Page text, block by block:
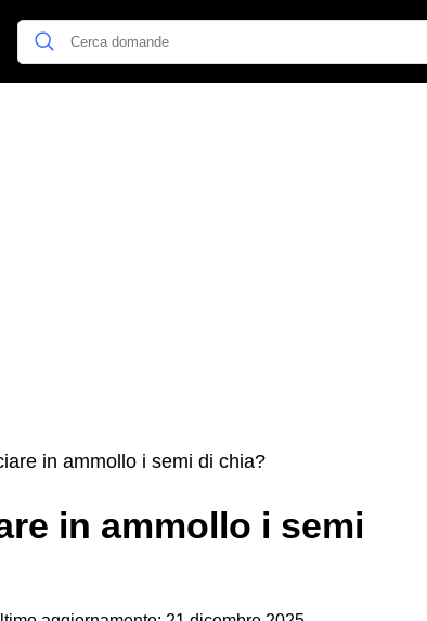
in ammollo i semi di chia?
in ammollo i semi